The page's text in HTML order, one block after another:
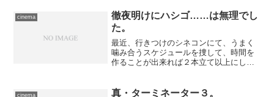
に実のと...
cinema
徹夜明けにハシゴ……は無理でし
た。
最近、行きつけのシネコンにて、うまく
噛み合うスケジュールを捜して、時間を
作ることが出来れば２本立て以上にして
れば押さえておきたかったところです
cinema 真・ターミネーター３。